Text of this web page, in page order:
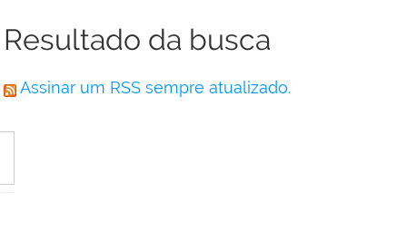
Resultado da busca
Assinar um RSS sempre atualizado.